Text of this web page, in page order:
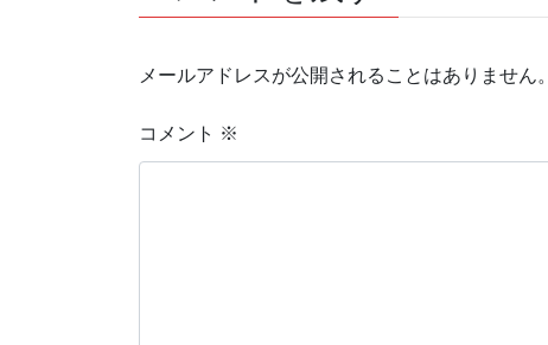
メールアドレスが公開されることはありません。
コメント ※